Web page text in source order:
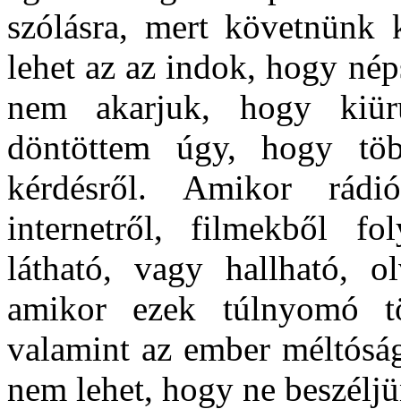
szólásra, mert
lehet az az indok, hogy
nem akarjuk, hogy
döntöttem úgy, hogy
kérdésről. Amikor
internetről, filmekből
látható, vagy hallható,
amikor ezek túlnyomó
valamint az ember
nem lehet, hogy ne